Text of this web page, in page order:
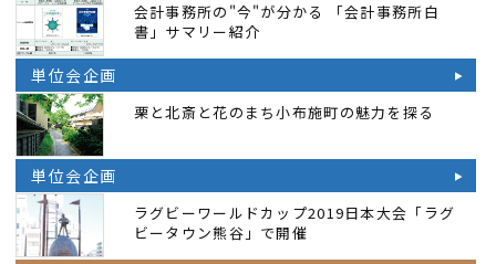
会計事務所の"今"が分かる 「会計事務所白
書」サマリー紹介
単位会企画
栗と北斎と花のまち小布施町の魅力を探る
単位会企画
ラグビーワールドカップ2019日本大会「ラグ
ビータウン熊谷」で開催